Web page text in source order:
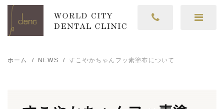
ホーム NEWS すこやかちゃんフッ素塗布について